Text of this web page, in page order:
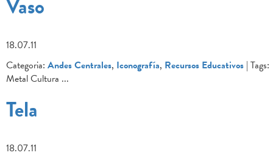
Vaso
18.07.11
Categoria: Andes Centrales, Iconografía, Recursos Educativos | Tags:
Metal Cultura ...
Tela
18.07.11